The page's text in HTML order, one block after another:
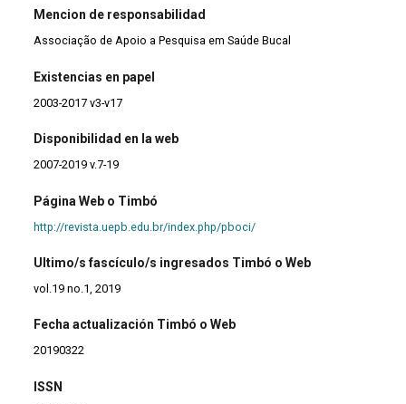
Mencion de responsabilidad
Associação de Apoio a Pesquisa em Saúde Bucal
Existencias en papel
2003-2017 v3-v17
Disponibilidad en la web
2007-2019 v.7-19
Página Web o Timbó
http://revista.uepb.edu.br/index.php/pboci/
Ultimo/s fascículo/s ingresados Timbó o Web
vol.19 no.1, 2019
Fecha actualización Timbó o Web
20190322
ISSN